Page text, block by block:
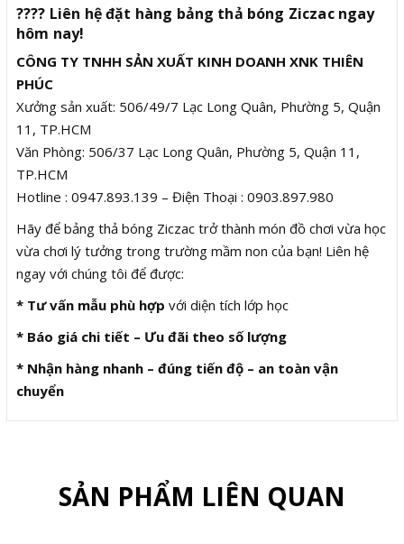
???? Liên hệ đặt hàng bảng thả bóng Ziczac ngay
hôm nay!
CÔNG TY TNHH SẢN XUẤT KINH DOANH XNK THIÊN
PHÚC
Xưởng sản xuất: 506/49/7 Lạc Long Quân, Phường 5, Quận
11, TP.HCM
Văn Phòng: 506/37 Lạc Long Quân, Phường 5, Quận 11,
TP.HCM
Hotline : 0947.893.139 – Điện Thoại : 0903.897.980
Hãy để bảng thả bóng Ziczac trở thành món đồ chơi vừa học
vừa chơi lý tưởng trong trường mầm non của bạn! Liên hệ
ngay với chúng tôi để được:
* Tư vấn mẫu phù hợp với diện tích lớp học
* Báo giá chi tiết – Ưu đãi theo số lượng
* Nhận hàng nhanh – đúng tiến độ – an toàn vận
chuyển
SẢN PHẨM LIÊN QUAN